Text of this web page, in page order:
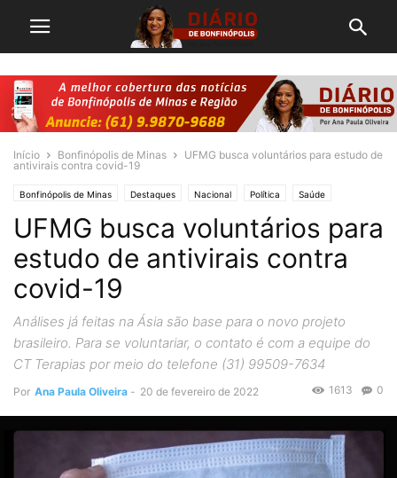
Início Bonfinópolis de Minas
UFMG busca voluntários para estudo de
antivirais contra covid-19
Bonfinópolis de Minas Destaques Nacional Política Saúde
UFMG busca voluntários para
estudo de antivirais contra
covid-19
Análises já feitas na Ásia são base para o novo projeto
brasileiro. Para se voluntariar, o contato é com a equipe do
CT Terapias por meio do telefone (31) 99509-7634
Por Ana Paula Oliveira - 20 de fevereiro de 2022 0
1613